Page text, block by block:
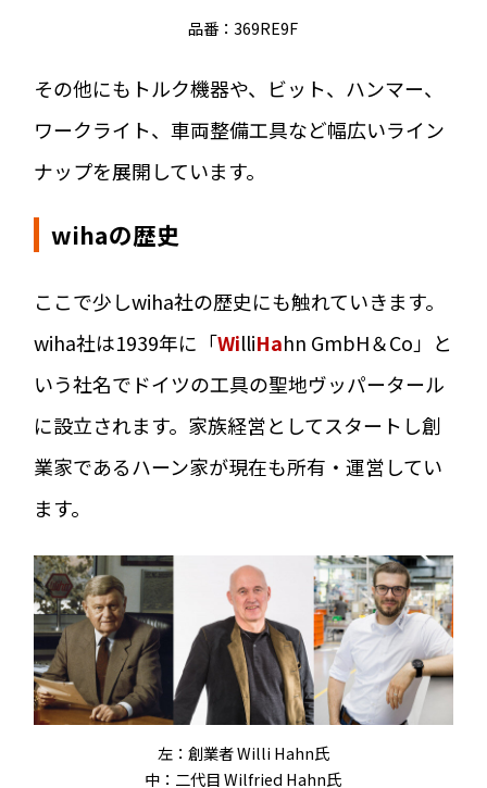
品番：369RE9F
その他にもトルク機器や、ビット、ハンマー、
ワークライト、車両整備工具など幅広いライン
ナップを展開しています。
wihaの歴史
ここで少しwiha社の歴史にも触れていきます。
wiha社は1939年に「WilliHahn GmbH＆Co」と
いう社名でドイツの工具の聖地ヴッパータール
に設立されます。家族経営としてスタートし創
業家であるハーン家が現在も所有・運営してい
ます。
左：創業者 Willi Hahn氏
中：二代目 Wilfried Hahn氏